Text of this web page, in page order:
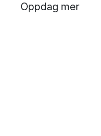
Oppdag mer